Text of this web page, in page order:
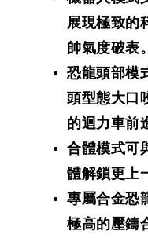
展現極致的
帥氣度破表。
恐龍頭部模
頭型態大口
的迴力車前
合體模式可
體解鎖更上
專屬合金恐
極高的壓鑄